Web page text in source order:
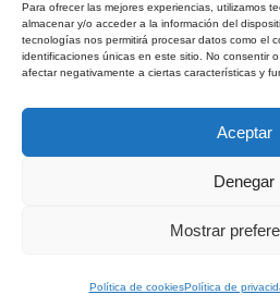
Para ofrecer las mejores experiencias, utilizamos
almacenar y/o acceder a la información del
tecnologías nos permitirá procesar datos como el
identificaciones únicas en este sitio. No consentir
afectar negativamente a ciertas características y
Aceptar
Denegar
Mostrar
Política de cookiesPolítica de
Pontevedra
986 861 612
698 173 173
Web gestionada por